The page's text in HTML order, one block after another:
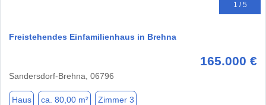
1 / 5
Freistehendes Einfamilienhaus in Brehna
165.000 €
Sandersdorf-Brehna, 06796
Haus ca. 80,00 m² Zimmer 3